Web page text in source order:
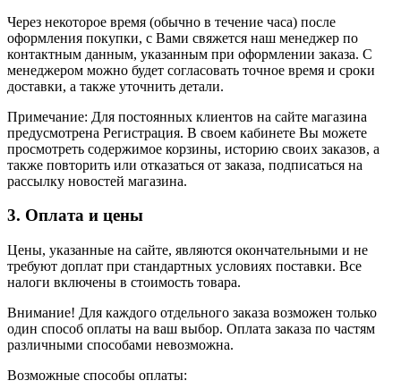
Через некоторое время (обычно в течение часа) после
оформления покупки, с Вами свяжется наш менеджер по
контактным данным, указанным при оформлении заказа. С
менеджером можно будет согласовать точное время и сроки
доставки, а также уточнить детали.
Примечание: Для постоянных клиентов на сайте магазина
предусмотрена Регистрация. В своем кабинете Вы можете
просмотреть содержимое корзины, историю своих заказов, а
также повторить или отказаться от заказа, подписаться на
рассылку новостей магазина.
3. Оплата и цены
Цены, указанные на сайте, являются окончательными и не
требуют доплат при стандартных условиях поставки. Все
налоги включены в стоимость товара.
Внимание! Для каждого отдельного заказа возможен только
один способ оплаты на ваш выбор. Оплата заказа по частям
различными способами невозможна.
Возможные способы оплаты: